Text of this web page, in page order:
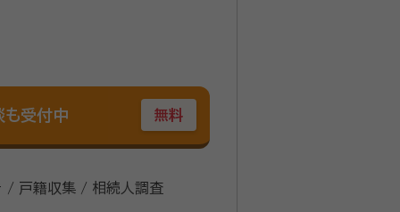
受付中 無料
/ 戸籍収集 / 相続人調査